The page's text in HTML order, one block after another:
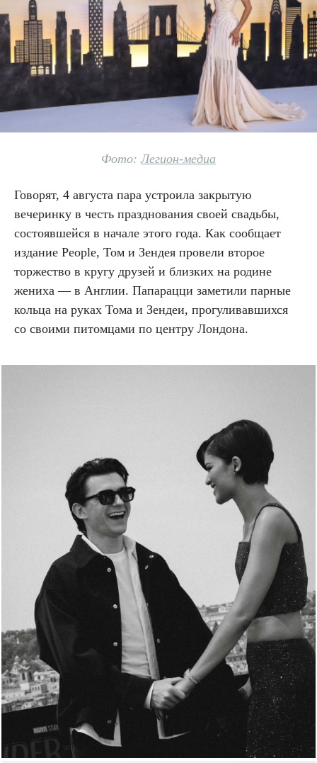
Фото:Легион-медиа
Говорят, 4 августа пара устроила закрытую
вечеринку в честь празднования своей свадьбы,
состоявшейся в начале этого года. Как сообщает
издание People, Том и Зендея провели второе
торжество в кругу друзей и близких на родине
жениха — в Англии. Папарацци заметили парные
кольца на руках Тома и Зендеи, прогуливавшихся
со своими питомцами по центру Лондона.